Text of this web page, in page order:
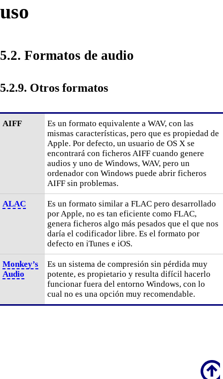
uso
5.2. Formatos de audio
5.2.9. Otros formatos
AIFF
Es un formato equivalente a WAV, con las
mismas características, pero que es propiedad de
Apple. Por defecto, un usuario de OS X se
encontrará con ficheros AIFF cuando genere
audios y uno de Windows, WAV, pero un
ordenador con Windows puede abrir ficheros
AIFF sin problemas.
ALAC
Es un formato similar a FLAC pero desarrollado
por Apple, no es tan eficiente como FLAC,
genera ficheros algo más pesados que el que nos
daría el codificador libre. Es el formato por
defecto en iTunes e iOS.
Monkey’s
Audio
Es un sistema de compresión sin pérdida muy
potente, es propietario y resulta difícil hacerlo
funcionar fuera del entorno Windows, con lo
cual no es una opción muy recomendable.
Scroll